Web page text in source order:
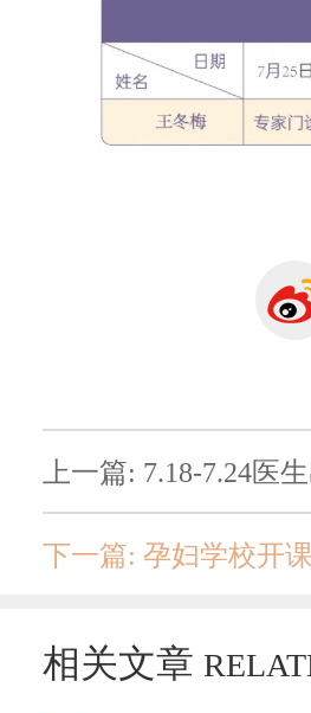
上一篇: 7.18-7.24医
下一篇: 孕妇学校开
相关文章